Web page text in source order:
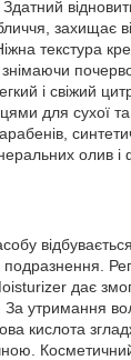
захищає
текстура
і свіжий
для сухої та
олив і
подразнення.
дає
утримання
кислота